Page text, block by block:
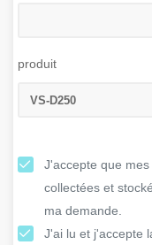
produit
J'accepte que
collectées et
ma demande.
J'ai lu et j'accepte